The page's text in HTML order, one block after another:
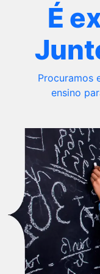
É
Procuramos
ensino